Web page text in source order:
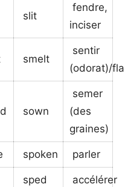
slit
fendre,
inciser
smelt
sentir
(odorat)/
sown
semer
(des
graines)
spoken parler
sped accélérer